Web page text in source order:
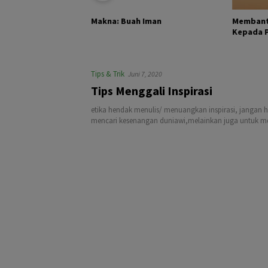
Makna: Buah Iman
Kepada
Tips & Trik Juni 7, 2020
Tips Menggali Inspirasi
etika hendak menulis/ menuangkan inspirasi, jangan
mencari kesenangan duniawi,melainkan juga untuk